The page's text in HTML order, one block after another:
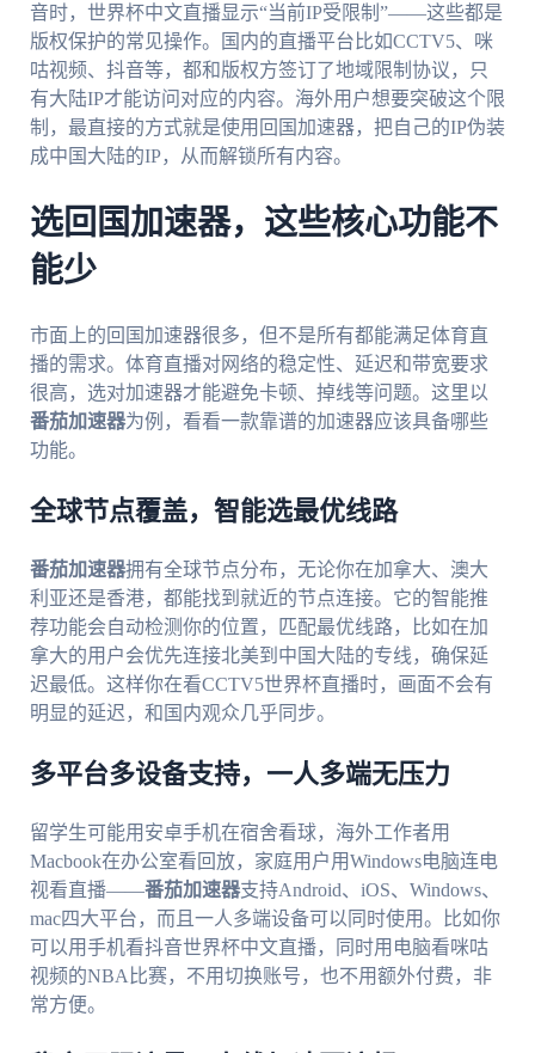
音时，世界杯中文直播显示“当前IP受限制”——这些都是
版权保护的常见操作。国内的直播平台比如CCTV5、咪
咕视频、抖音等，都和版权方签订了地域限制协议，只
有大陆IP才能访问对应的内容。海外用户想要突破这个限
制，最直接的方式就是使用回国加速器，把自己的IP伪装
成中国大陆的IP，从而解锁所有内容。
选回国加速器，这些核心功能不
能少
市面上的回国加速器很多，但不是所有都能满足体育直
播的需求。体育直播对网络的稳定性、延迟和带宽要求
很高，选对加速器才能避免卡顿、掉线等问题。这里以
番茄加速器为例，看看一款靠谱的加速器应该具备哪些
功能。
全球节点覆盖，智能选最优线路
番茄加速器拥有全球节点分布，无论你在加拿大、澳大
利亚还是香港，都能找到就近的节点连接。它的智能推
荐功能会自动检测你的位置，匹配最优线路，比如在加
拿大的用户会优先连接北美到中国大陆的专线，确保延
迟最低。这样你在看CCTV5世界杯直播时，画面不会有
明显的延迟，和国内观众几乎同步。
多平台多设备支持，一人多端无压力
留学生可能用安卓手机在宿舍看球，海外工作者用
Macbook在办公室看回放，家庭用户用Windows电脑连电
视看直播——番茄加速器支持Android、iOS、Windows、
mac四大平台，而且一人多端设备可以同时使用。比如你
可以用手机看抖音世界杯中文直播，同时用电脑看咪咕
视频的NBA比赛，不用切换账号，也不用额外付费，非
常方便。